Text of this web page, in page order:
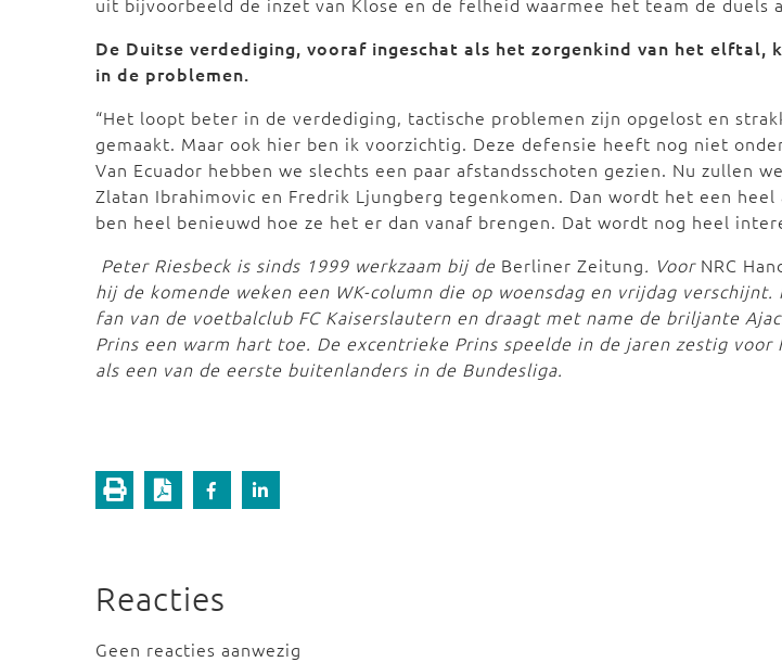
De Duitse verdediging, vooraf ingeschat als het zorgenkind van het elftal,
in de problemen.
“Het loopt beter in de verdediging, tactische problemen zijn opgelost en
gemaakt. Maar ook hier ben ik voorzichtig. Deze defensie heeft nog niet
Van Ecuador hebben we slechts een paar afstandsschoten gezien. Nu zullen
Zlatan Ibrahimovic en Fredrik Ljungberg tegenkomen. Dan wordt het een heel
ben heel benieuwd hoe ze het er dan vanaf brengen. Dat wordt nog heel
Peter Riesbeck is sinds 1999 werkzaam bij de Berliner Zeitung. VoorNRC
hij de komende weken een WK-column die op woensdag en vrijdag verschijnt.
fan van de voetbalclub FC Kaiserslautern en draagt met name de briljante
Prins een warm hart toe. De excentrieke Prins speelde in de jaren zestig voor
als een van de eerste buitenlanders in de Bundesliga.
Reacties
Geen reacties aanwezig